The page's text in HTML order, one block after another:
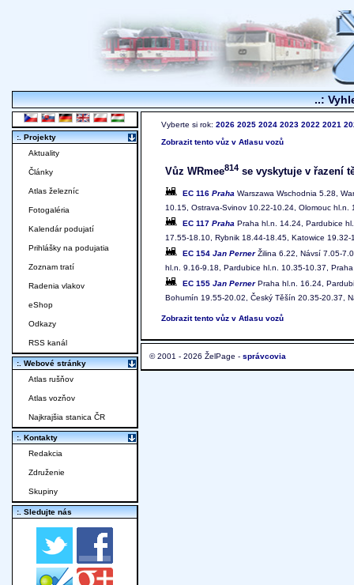
..:
Vyberte si rok: 2026 2025 2024 2023 2022 2021
Zobrazit tento vůz v Atlasu vozů
Vůz WRmee814 se vyskytuje v řazení
EC 116 Praha Warszawa Wschodnia 5.28,
10.15, Ostrava-Svinov 10.22-10.24, Olomouc
EC 117 Praha Praha hl.n. 14.24, Pardubice
17.55-18.10, Rybnik 18.44-18.45, Katowice
EC 154 Jan PernerŽilina 6.22, Návsí 7.05-
hl.n. 9.16-9.18, Pardubice hl.n. 10.35-10.37,
EC 155 Jan PernerPraha hl.n. 16.24,
Bohumín 19.55-20.02, Český Těšín 20.35-20.37,
Zobrazit tento vůz v Atlasu vozů
© 2001 - 2026 ŽelPage - správcovia
:. Projekty
Aktuality
Články
Atlas železníc
Fotogaléria
Kalendár podujatí
Prihlášky na podujatia
Zoznam tratí
Radenia vlakov
eShop
Odkazy
RSS kanál
:. Webové stránky
Atlas rušňov
Atlas vozňov
Najkrajšia stanica ČR
:. Kontakty
Redakcia
Združenie
Skupiny
:. Sledujte nás